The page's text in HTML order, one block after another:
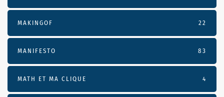
MAKINGOF 22
MANIFESTO 83
MATH ET MA CLIQUE 4